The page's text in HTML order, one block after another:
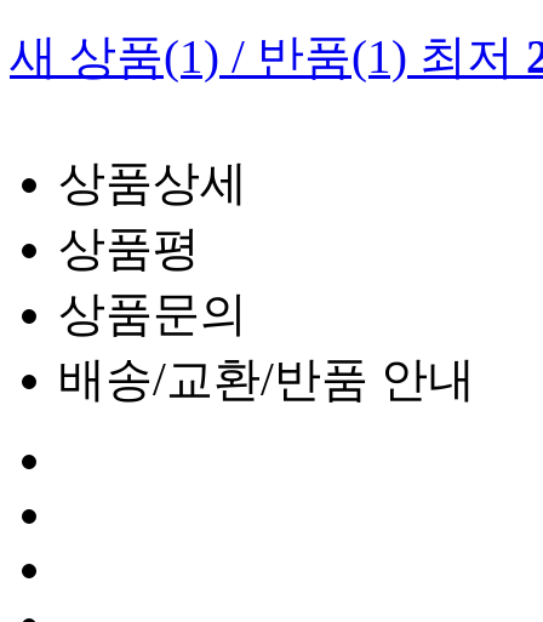
새 상품(1) / 반품(1) 최저
상품상세
상품평
상품문의
배송/교환/반품 안내